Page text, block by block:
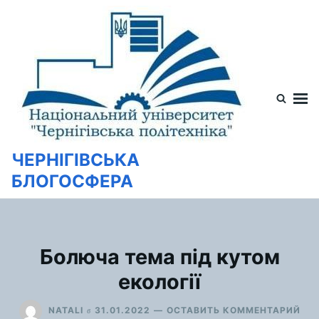
содержимому
ЧЕРНІГІВСЬКА
БЛОГОСФЕРА
Болюча тема під кутом
екології
NATALI в 31.01.2022 ОСТАВИТЬ КОММЕНТАРИЙ